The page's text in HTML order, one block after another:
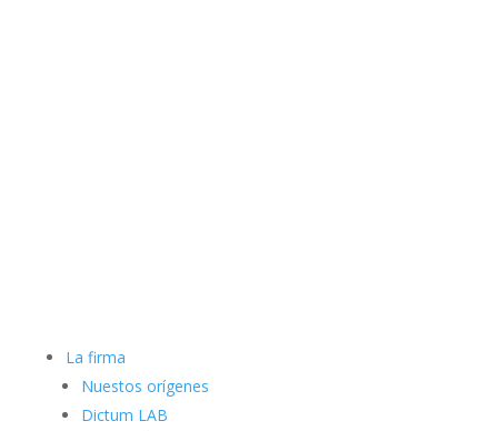
La firma
Nuestos orígenes
Dictum LAB